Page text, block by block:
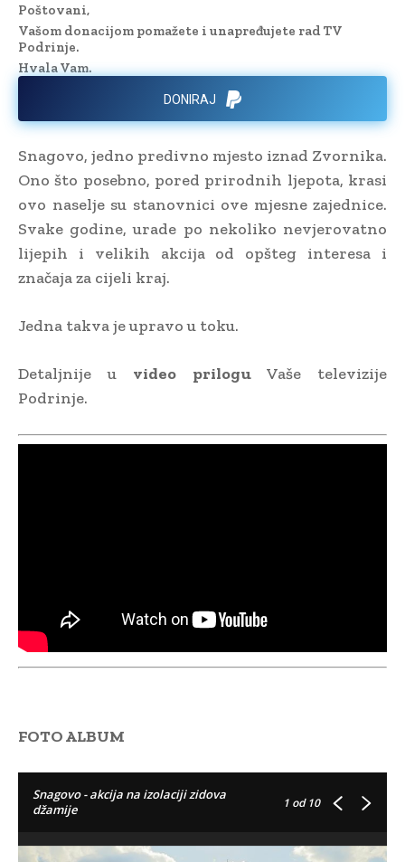
Poštovani,
Vašom donacijom pomažete i unapređujete rad TV
Podrinje.
Hvala Vam.
DONIRAJ
Snagovo, jedno predivno mjesto iznad Zvornika.
Ono što posebno, pored prirodnih ljepota, krasi
ovo naselje su stanovnici ove mjesne zajednice.
Svake godine, urade po nekoliko nevjerovatno
lijepih i velikih akcija od opšteg interesa i
značaja za cijeli kraj.
Jedna takva je upravo u toku.
Detaljnije u video priloguVaše televizije
Podrinje.
FOTO ALBUM
Snagovo - akcija na izolaciji zidova
džamije
1 od 10